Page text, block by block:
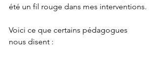
été un fil rouge dans mes interventions.
Voici ce que certains pédagogues
nous disent :